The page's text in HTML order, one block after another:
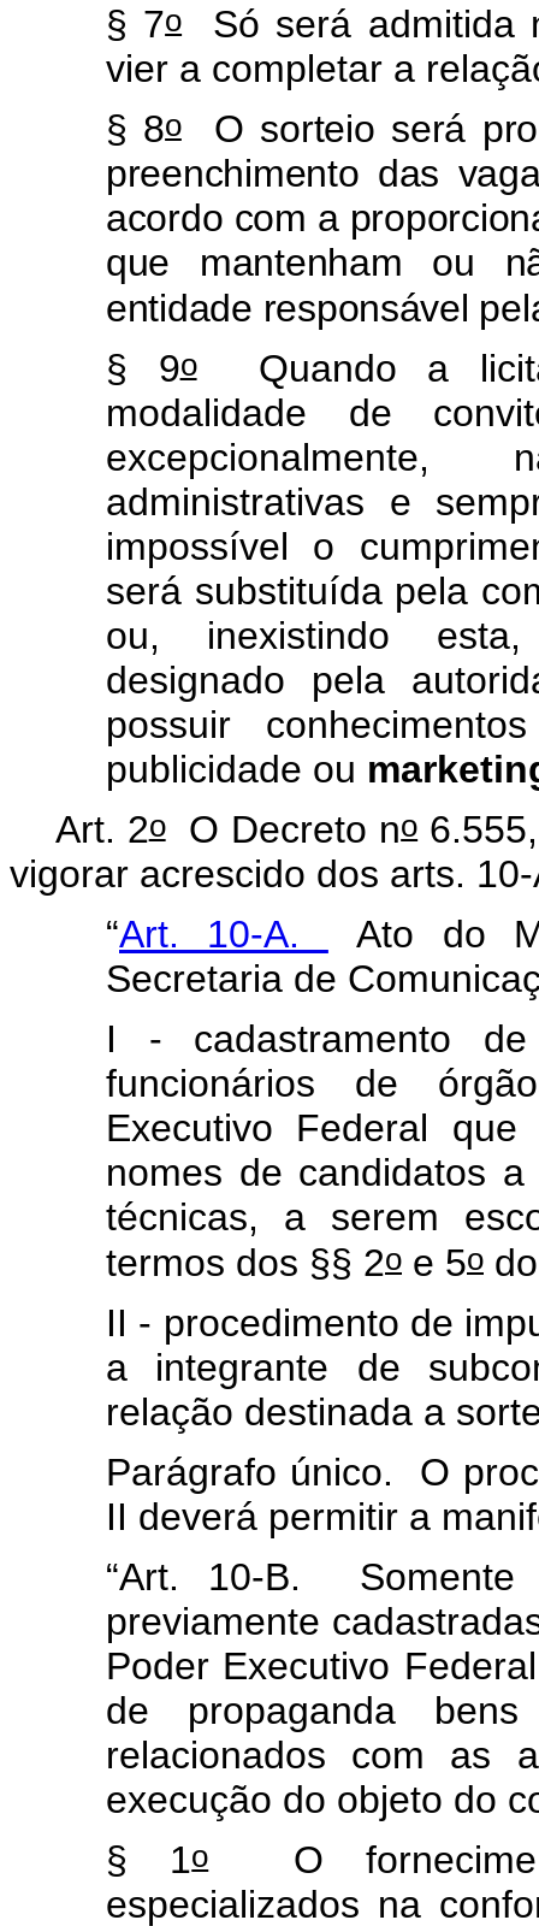
§ 7oSó será admitida
vier a completar a
§ 8oO sorteio será
preenchimento das
acordo com a
que mantenham ou
entidade responsável
§ 9oQuando a
modalidade de
administrativas e
impossível o
será substituída pela
ou, inexistindo
designado pela
possuir
publicidade ou
Art. 2oO Decreto no
vigorar acrescido dos arts.
“Art. 10-A.
Ato do
Secretaria de
I - cadastramento de
funcionários de
Executivo Federal
nomes de candidatos
técnicas, a serem
termos dos §§ 2o e 5o
II - procedimento de
a integrante de
relação destinada a
Parágrafo único. O
II deverá permitir a
“Art. 10-B.
previamente
Poder Executivo
de propaganda
relacionados com as
execução do objeto do
§ 1oO
especializados na